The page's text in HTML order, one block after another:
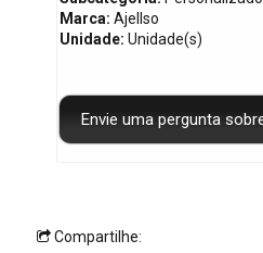
Marca: Ajellso
Unidade: Unidade(s)
Compartilhe: